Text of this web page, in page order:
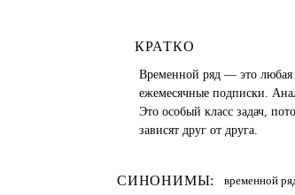
КРАТКО
Временной ряд — это любая
ежемесячные подписки.
Это особый класс задач,
зависят друг от друга.
СИНОНИМЫ: временной